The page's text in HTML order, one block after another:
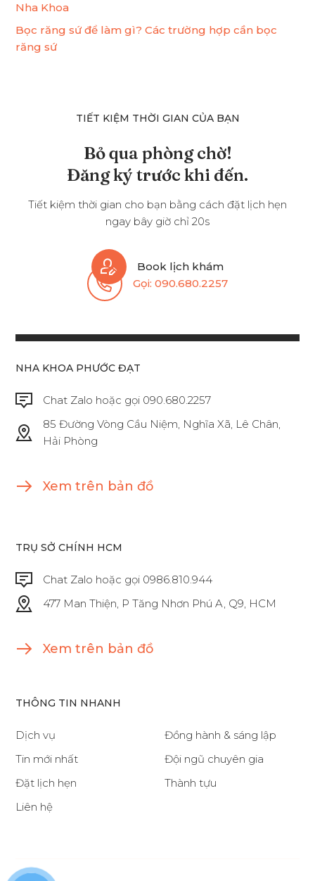
Nha Khoa
Bọc răng sứ để làm gì? Các trường hợp cần bọc
răng sứ
TIẾT KIỆM THỜI GIAN CỦA BẠN
Bỏ qua phòng chờ!
Đăng ký trước khi đến.
Tiết kiệm thời gian cho bạn bằng cách đặt lịch hẹn
ngay bây giờ chỉ 20s
Book lịch khám
Gọi: 090.680.2257
NHA KHOA PHƯỚC ĐẠT
Chat Zalo hoặc gọi 090.680.2257
85 Đường Vòng Cầu Niệm, Nghĩa Xã, Lê Chân,
Hải Phòng
Xem trên bản đồ
TRỤ SỞ CHÍNH HCM
Chat Zalo hoặc gọi 0986.810.944
477 Man Thiện, P Tăng Nhơn Phú A, Q9, HCM
Xem trên bản đồ
THÔNG TIN NHANH
Dịch vụ
Đồng hành & sáng lập
Tin mới nhất
Đội ngũ chuyên gia
Đặt lịch hẹn
Thành tựu
Liên hệ